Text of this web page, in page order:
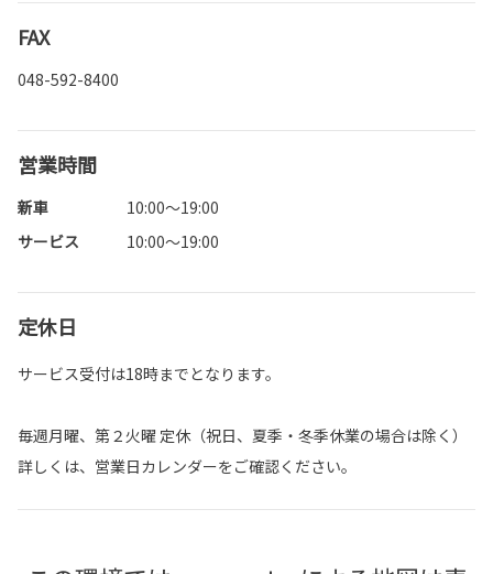
FAX
048-592-8400
営業時間
新車
10:00～19:00
サービス
10:00～19:00
定休日
サービス受付は18時までとなります。
毎週月曜、第２火曜 定休（祝日、夏季・冬季休業の場合は除く）
詳しくは、営業日カレンダーをご確認ください。